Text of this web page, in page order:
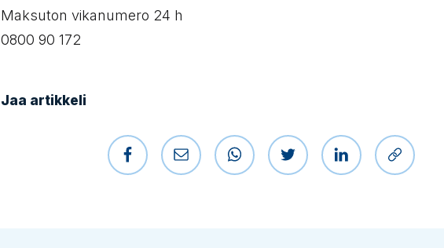
Maksuton vikanumero 24 h
0800 90 172
Jaa artikkeli
Jaa Facebookissa
Jaa sähköpostilla
Jaa WhatsAppissa
Jaa TwitterissäJaa LinkedInissä
Kopioi